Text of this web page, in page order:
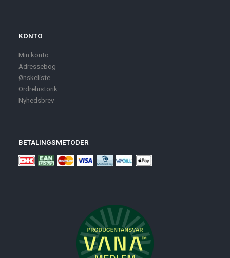
KONTO
Min konto
Adressebog
Ønskeliste
Ordrehistorik
Nyhedsbrev
BETALINGSMETODER